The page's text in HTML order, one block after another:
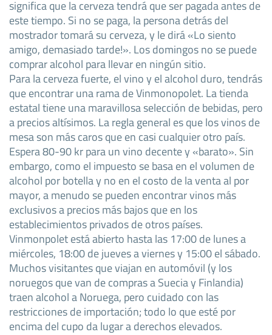
significa que la cerveza tendrá que ser pagada antes de
este tiempo. Si no se paga, la persona detrás del
mostrador tomará su cerveza, y le dirá «Lo siento
amigo, demasiado tarde!». Los domingos no se puede
comprar alcohol para llevar en ningún sitio.
Para la cerveza fuerte, el vino y el alcohol duro, tendrás
que encontrar una rama de Vinmonopolet. La tienda
estatal tiene una maravillosa selección de bebidas, pero
a precios altísimos. La regla general es que los vinos de
mesa son más caros que en casi cualquier otro país.
Espera 80-90 kr para un vino decente y «barato». Sin
embargo, como el impuesto se basa en el volumen de
alcohol por botella y no en el costo de la venta al por
mayor, a menudo se pueden encontrar vinos más
exclusivos a precios más bajos que en los
establecimientos privados de otros países.
Vinmonpolet está abierto hasta las 17:00 de lunes a
miércoles, 18:00 de jueves a viernes y 15:00 el sábado.
Muchos visitantes que viajan en automóvil (y los
noruegos que van de compras a Suecia y Finlandia)
traen alcohol a Noruega, pero cuidado con las
restricciones de importación; todo lo que esté por
encima del cupo da lugar a derechos elevados.